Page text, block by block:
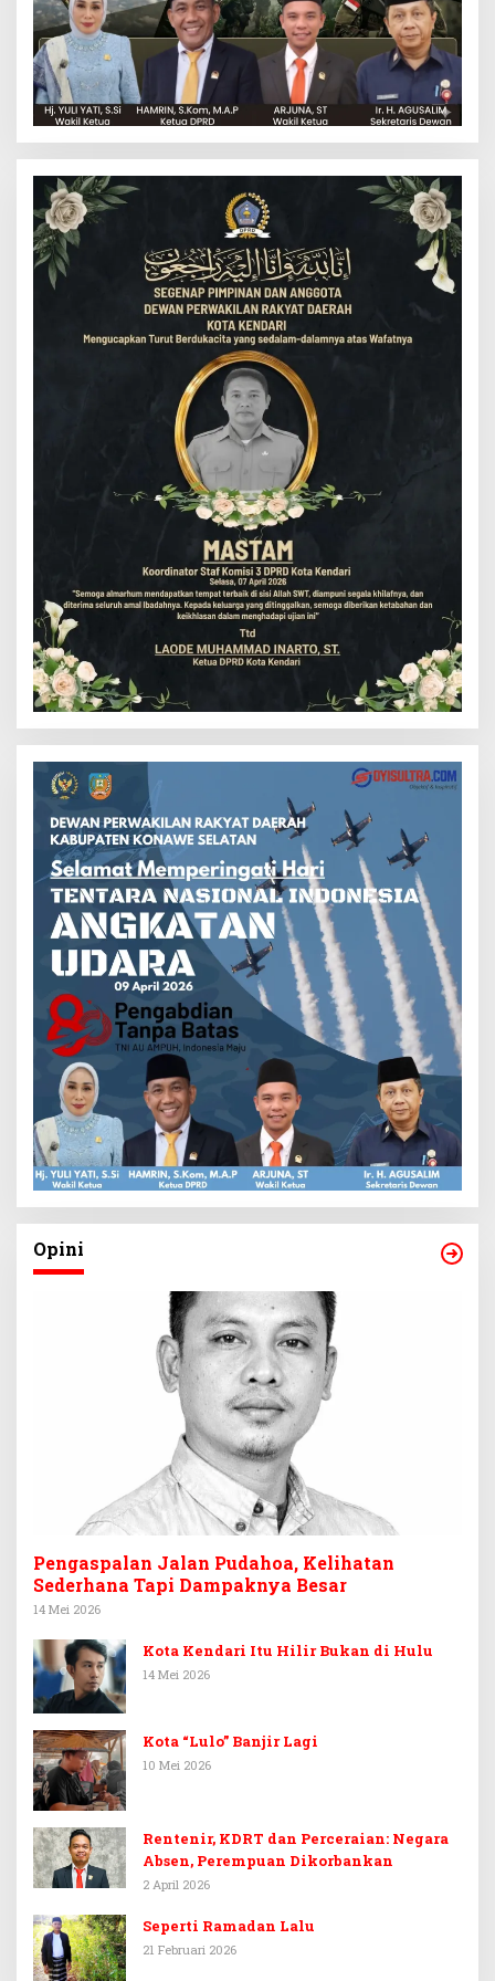
Opini
Pengaspalan Jalan Pudahoa, Kelihatan
Sederhana Tapi Dampaknya Besar
14 Mei 2026
Kota Kendari Itu Hilir Bukan di Hulu
14 Mei 2026
Kota “Lulo” Banjir Lagi
10 Mei 2026
Rentenir, KDRT dan Perceraian: Negara
Absen, Perempuan Dikorbankan
2 April 2026
Seperti Ramadan Lalu
21 Februari 2026